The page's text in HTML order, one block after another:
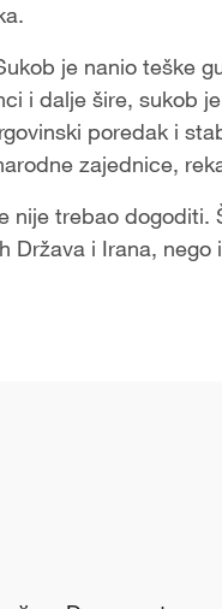
je nanio teške
i dalje šire, sukob
poredak i
zajednice,
nije trebao dogoditi.
Država i Irana,